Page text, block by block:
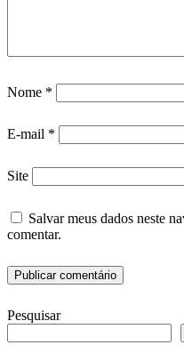
Nome *
E-mail *
Site
Salvar meus dados neste
comentar.
Pesquisar